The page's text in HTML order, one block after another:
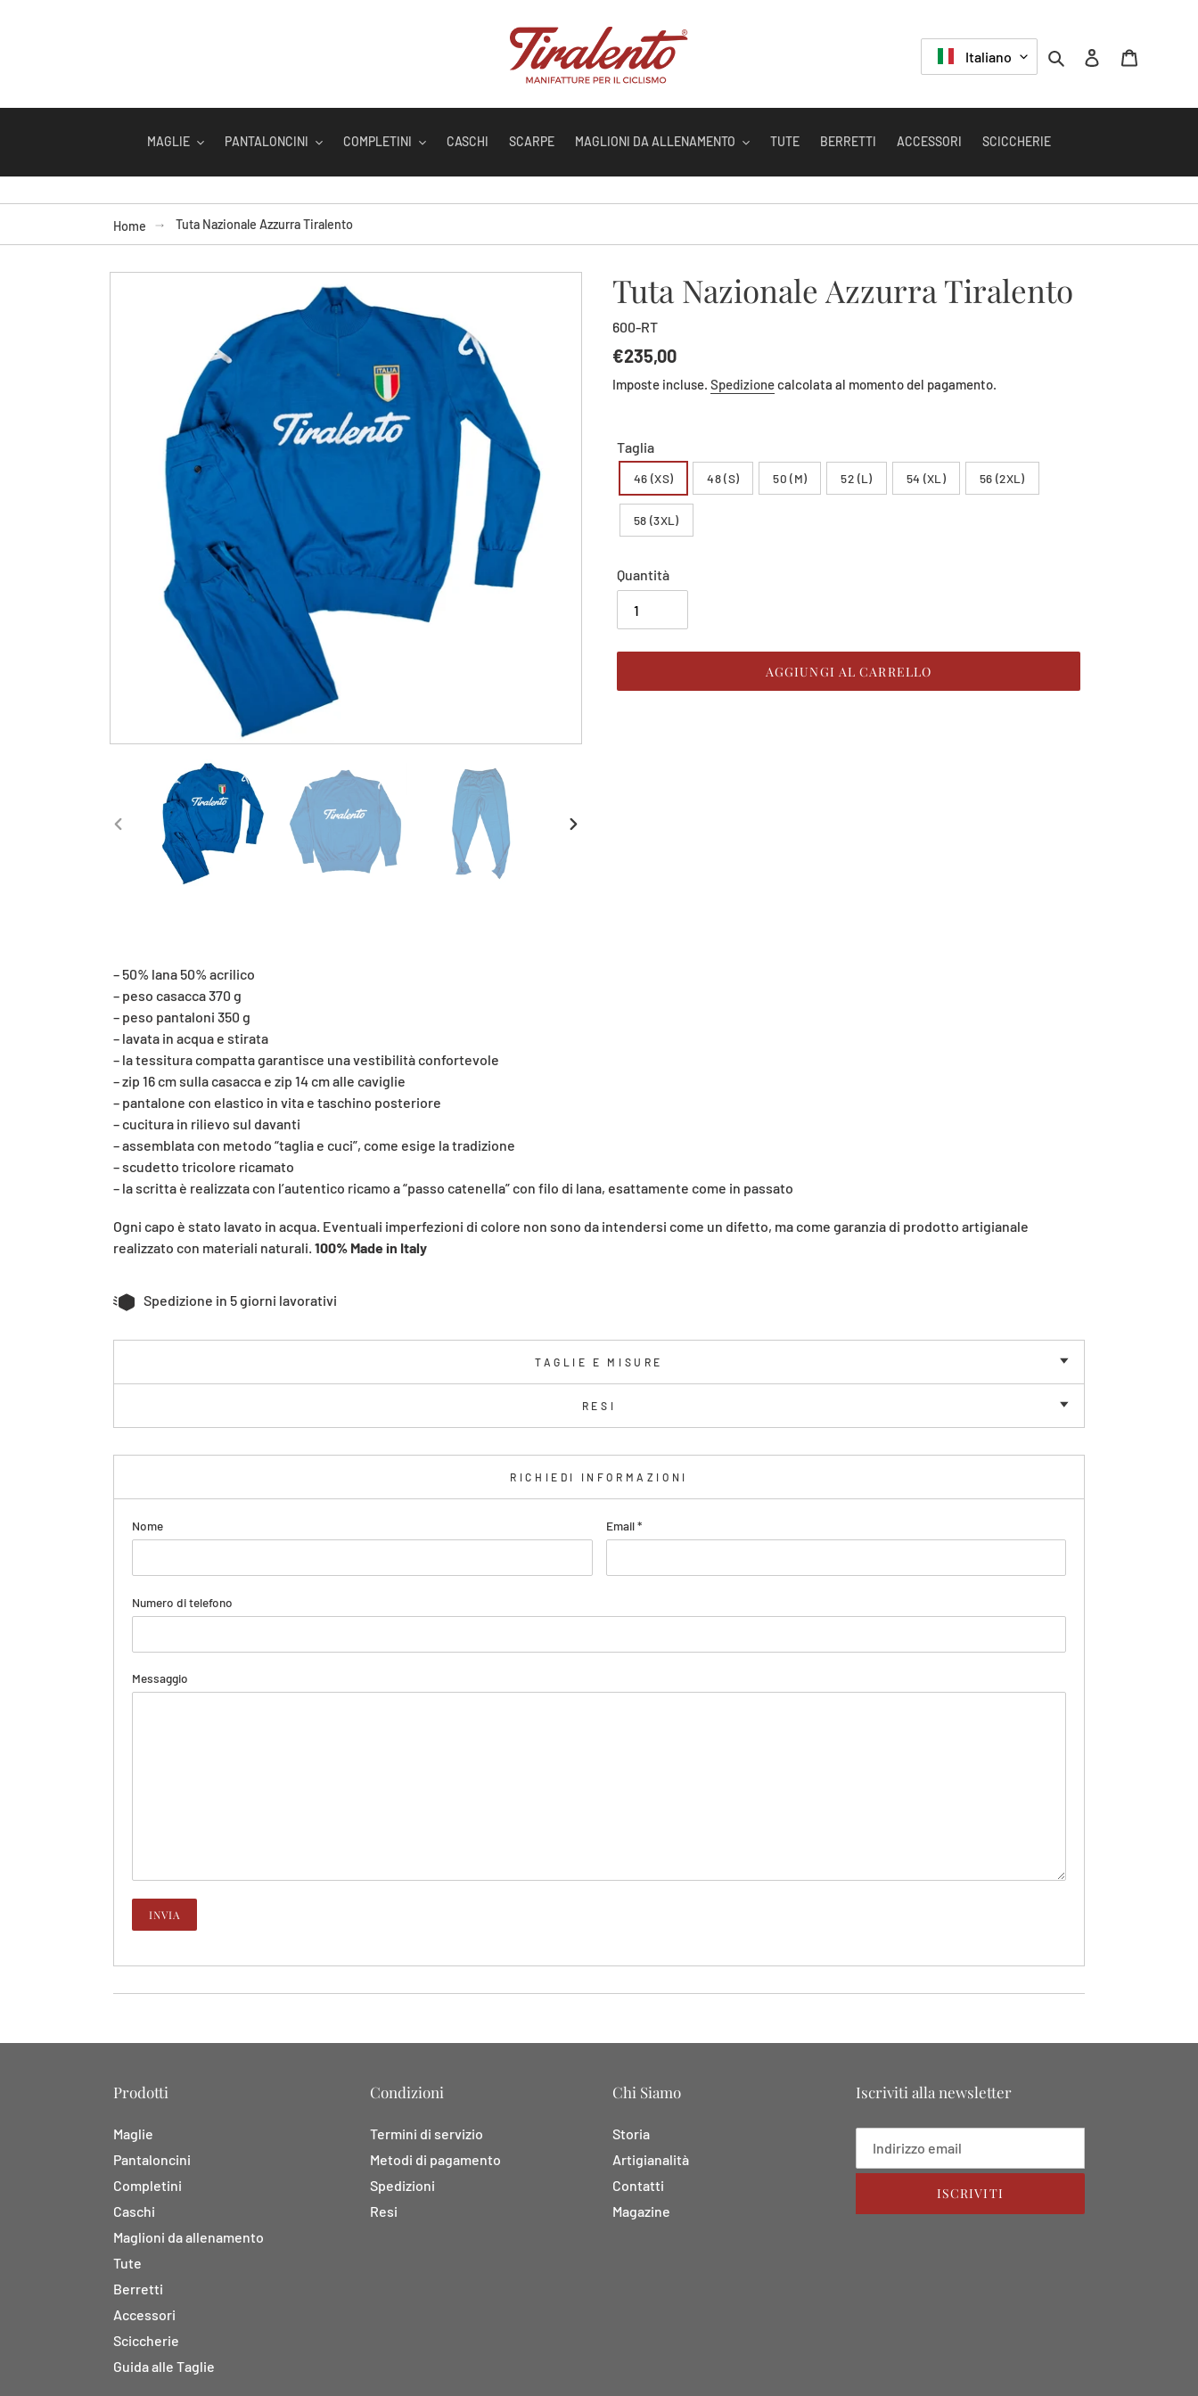
LINGUA
Italiano Cerca Accedi
MAGLIE PANTALONCINI COMPLETINI CASCHI SCARPE MAGLIONI DA ALLENAMENTO TUTE BERRETTI ACCESSORI SCICCHERIE
Home Tuta Nazionale Azzurra Tiralento
PRECEDENTE
Tuta Nazionale Azzurra Tiralento
600-RT
Prezzo
di
€235,00
Imposte incluse. Spedizionecalcolata al momento del pagamento.
Taglia
46 (XS) 48 (S) 50 (M) 52 (L) 54 (XL) 56 (2XL)
58 (3XL)
Quantità
AGGIUNGI AL CARRELLO
– 50% lana 50% acrilico
– peso casacca 370 g
– peso pantaloni 350 g
– lavata in acqua e stirata
– la tessitura compatta garantisce una vestibilità confortevole
– zip 16 cm sulla casacca e zip 14 cm alle caviglie
– pantalone con elastico in vita e taschino posteriore
– cucitura in rilievo sul davanti
– assemblata con metodo “taglia e cuci”, come esige la tradizione
– scudetto tricolore ricamato
– la scritta è realizzata con l’autentico ricamo a “passo catenella” con filo di lana, esattamente come in passato
Ogni capo è stato lavato in acqua. Eventuali imperfezioni di colore non sono da intendersi come un difetto, ma come garanzia di prodotto artigianale
realizzato con materiali naturali. 100% Made in Italy
Spedizione in 5 giorni lavorativi
TAGLIE E MISURE
RESI
RICHIEDI INFORMAZIONI
Nome Email*
Numero di telefono
Messaggio
Prodotti
Maglie
Pantaloncini
Completini
Caschi
Maglioni da allenamento
Tute
Berretti
Accessori
Sciccherie
Guida alle Taglie
Condizioni
Termini di servizio
Metodi di pagamento
Spedizioni
Resi
Chi Siamo
Storia
Artigianalità
Contatti
Magazine
Iscriviti alla newsletter
ISCRIVITI